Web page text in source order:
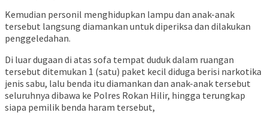
Kemudian personil menghidupkan lampu dan anak-anak
tersebut langsung diamankan untuk diperiksa dan dilakukan
penggeledahan.
Di luar dugaan di atas sofa tempat duduk dalam ruangan
tersebut ditemukan 1 (satu) paket kecil diduga berisi narkotika
jenis sabu, lalu benda itu diamankan dan anak-anak tersebut
seluruhnya dibawa ke Polres Rokan Hilir, hingga terungkap
siapa pemilik benda haram tersebut,